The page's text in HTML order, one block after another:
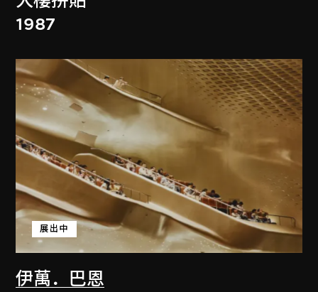
1987
伊萬．巴恩
展出中